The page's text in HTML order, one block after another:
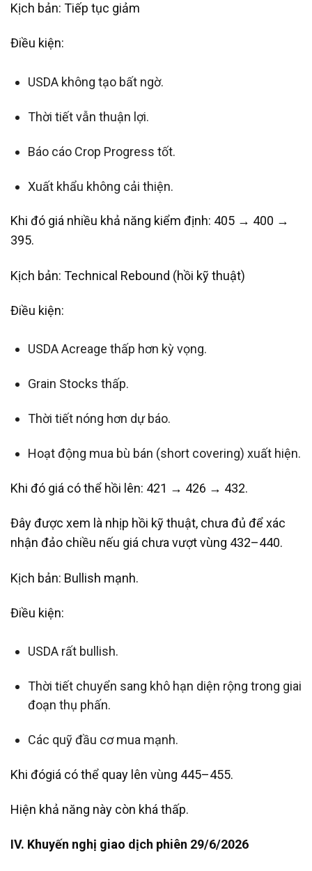
Kịch bản: Tiếp tục giảm
Điều kiện:
USDA không tạo bất ngờ.
Thời tiết vẫn thuận lợi.
Báo cáo Crop Progress tốt.
Xuất khẩu không cải thiện.
Khi đó giá nhiều khả năng kiểm định: 405 → 400 →
395.
Kịch bản: Technical Rebound (hồi kỹ thuật)
Điều kiện:
USDA Acreage thấp hơn kỳ vọng.
Grain Stocks thấp.
Thời tiết nóng hơn dự báo.
Hoạt động mua bù bán (short covering) xuất hiện.
Khi đó giá có thể hồi lên: 421 → 426 → 432.
Đây được xem là nhịp hồi kỹ thuật, chưa đủ để xác
nhận đảo chiều nếu giá chưa vượt vùng 432–440.
Kịch bản: Bullish mạnh.
Điều kiện:
USDA rất bullish.
Thời tiết chuyển sang khô hạn diện rộng trong giai
đoạn thụ phấn.
Các quỹ đầu cơ mua mạnh.
Khi đógiá có thể quay lên vùng 445–455.
Hiện khả năng này còn khá thấp.
IV. Khuyến nghị giao dịch phiên 29/6/2026